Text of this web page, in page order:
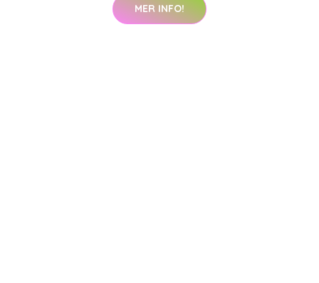
MER INFO!